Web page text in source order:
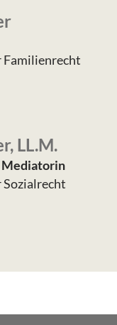
Familienrecht
LL.M.
Mediatorin